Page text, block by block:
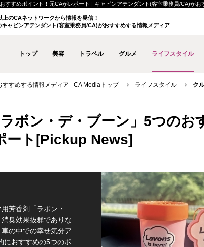
すすめポイント！元CAがレポート | キャビンアテンダント(客室乗務員/CA)がお
上のCAネットワークから情報を発信！
キャビンアテンダント(客室乗務員/CA)がおすすめする情報メディア
トップ 美容 トラベル グルメ ライフスタイル
すめする情報メディア - CA Mediaトップ ライフスタイル ク
ボン・デ・ブーン」5つのお
ート
芳香剤「ラボン・
臭効果抜群でありな
の中での幸せ気分ア
におすすめの5つのポ